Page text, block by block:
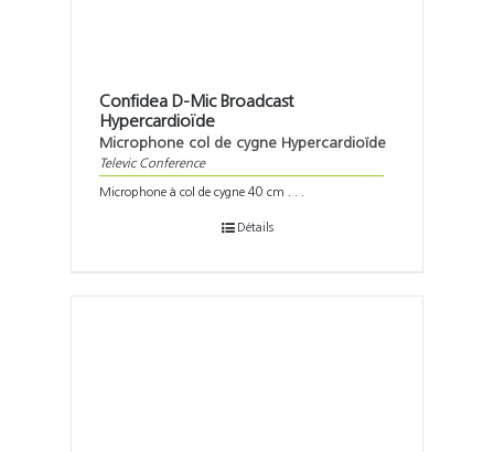
Confidea D-Mic Broadcast
Hypercardioïde
Microphone col de cygne Hypercardioïde
Televic Conference
Microphone à col de cygne 40 cm . . .
Détails